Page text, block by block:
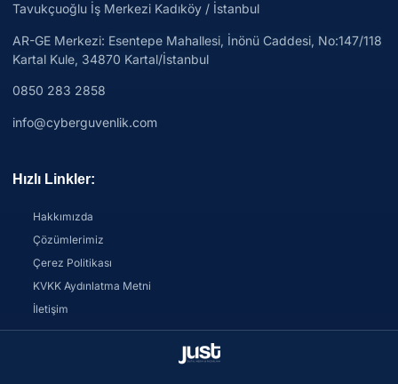
Tavukçuoğlu İş Merkezi Kadıköy / İstanbul
AR-GE Merkezi: Esentepe Mahallesi, İnönü Caddesi, No:147/118
Kartal Kule, 34870 Kartal/İstanbul
0850 283 2858
info@cyberguvenlik.com
Hızlı Linkler:
Hakkımızda
Çözümlerimiz
Çerez Politikası
KVKK Aydınlatma Metni
İletişim